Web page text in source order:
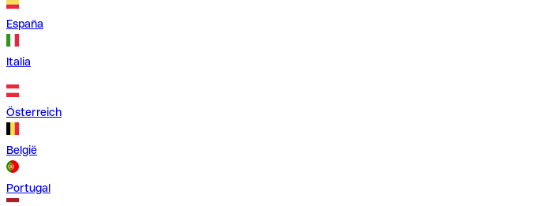
España
Italia
Österreich
België
Portugal